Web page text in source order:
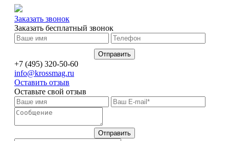
Заказать звонок
Заказать бесплатный звонок
+7 (495) 320-50-60
info@krossmag.ru
Оставить отзыв
Оставьте свой отзыв